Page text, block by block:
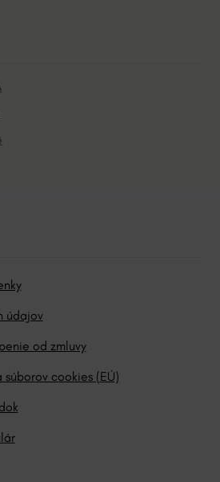
údajov
od zmluvy
cookies (EÚ)